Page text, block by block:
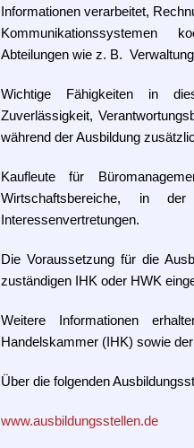
Informationen verarbeitet,
Kommunikationssystemen
Abteilungen wie z. B.
Wichtige Fähigkeiten in
Zuverlässigkeit,
während der Ausbildung
Kaufleute für
Wirtschaftsbereiche, in
Interessenvertretungen.
Die Voraussetzung für die
zuständigen IHK oder HWK
Weitere Informationen
Handelskammer (IHK) sowie
Über die folgenden
www.ausbildungsstellen.de